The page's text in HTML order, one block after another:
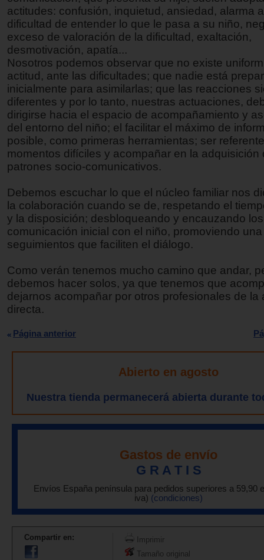
actitudes: confusión, inquietud, ansiedad, alarma
dificultad de entender lo que le pasa a su niño,
exceso de valoración de la dificultad, exaltación,
desmotivación, apatía...
Nosotros podemos observar que no existe
actitud, ante las dificultades; que nadie está
inicialmente para asimilarlas; que las reacciones
diferentes y por lo tanto, nuestras actuaciones,
dirigirse hacia el espacio de acompañamiento y
del entorno del niño; el facilitar el máximo de
posible, como primeras herramientas; ser
momentos difíciles y acompañar en la adquisición
patrones socio-comunicativos.
Debemos escuchar lo que el núcleo familiar nos
la colaboración cuando se de, respetando el
y la disposición; desbloqueando y encauzando
comunicación inicial con el niño, promoviendo
seguimientos que faciliten el diálogo.
Como verán tenemos mucho camino que andar,
debemos hacer solos, ya que tenemos que
dejarnos acompañar por otros profesionales de la
directa.
Página anterior
Abierto en agosto
Nuestra tienda permanecerá abierta durante
Gastos de envío
G R A T I S
Envíos España península para pedidos superiores a 59,90
iva) (condiciones)
Compartir en:
Imprimir
Tamaño original